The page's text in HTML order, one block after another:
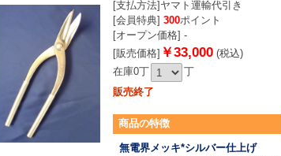
[支払方法] ヤマト運輸代引き
[会員特典] 300ポイント
[オープン価格] -
[販売価格] ￥33,000(税込)
在庫0丁
丁
販売終了
商品の特徴
無電界メッキ*シルバー仕上げ